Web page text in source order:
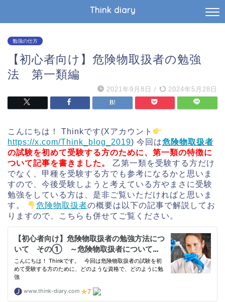
Think diary
勉強の仕方
【初心者向け】危険物取扱者の勉強
法 第一類編
2021年9月8日 / 2024年5月28日
こんにちは！ Thinkです(Xアカウント
https://x.com/Think_blog_2019) 今回は危険物取扱者
の試験を初めて受験する方のために、第一類の特徴に
ついて記事を書きました。
乙第一類を受験する方だけ
でなく、甲種を受験する方でも参考になるかと思いま
すので、今後受験しようと考えている方やまさに受験
勉強をしている方は、是非ご覧いただければと思いま
す。
危険物取扱者の概要は以下の記事で解説してお
りますので、こちらも併せてご覧ください。